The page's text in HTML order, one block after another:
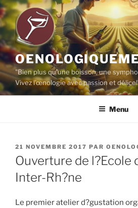
Aller
au
contenu
principal
"Bien plus qu'une boisson, une
Vivez l'œnologie avec passion et
Menu
PUBLIÉ
LE
21 NOVEMBRE 2017 PAR
Ouverture de l?Ecole
Inter-Rh?ne
Le premier atelier d?gustation